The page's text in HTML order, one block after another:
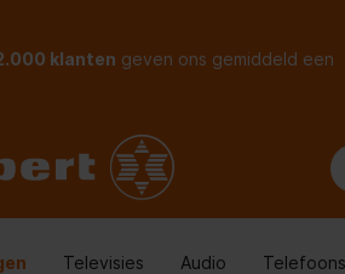
klanten geven ons gemiddeld een
Televisies Audio